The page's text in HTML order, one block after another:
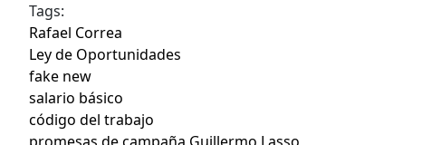
Tags:
Rafael Correa
Ley de Oportunidades
fake new
salario básico
código del trabajo